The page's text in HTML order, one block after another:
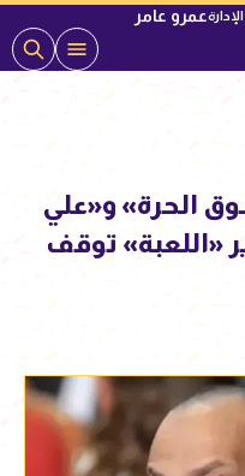
عمرو عامر
الحرة» و«علي
«اللعبة» توقف